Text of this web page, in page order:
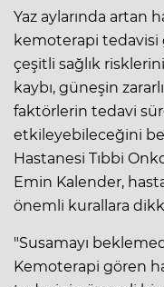
Yaz aylarında artan
kemoterapi tedavisi
çeşitli sağlık
kaybı, güneşin
faktörlerin tedavi
etkileyebileceğini
Hastanesi Tıbbi
Emin Kalender,
önemli kurallara
"Susamayı
Kemoterapi gören